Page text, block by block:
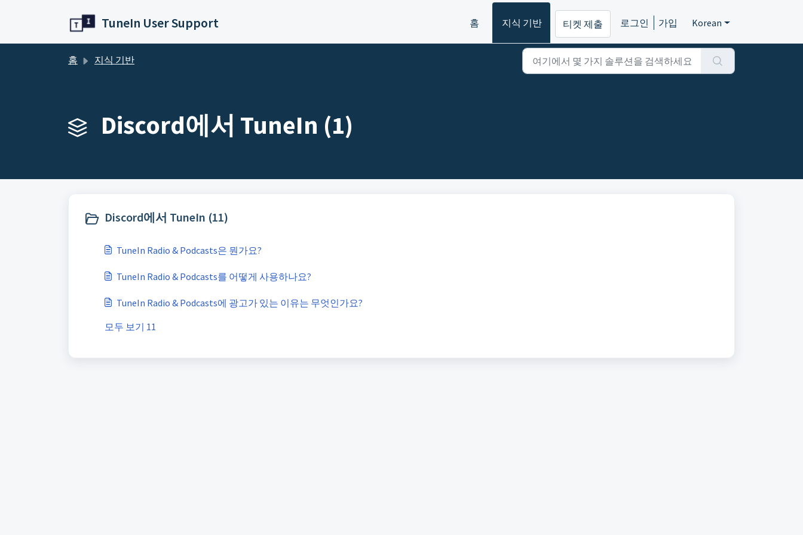
TuneIn User Support 홈 지식 기반 티켓 제출 로그인 가입 Korean
홈 지식 기반
Discord에서 TuneIn (1)
Discord에서 TuneIn (11)
TuneIn Radio & Podcasts은 뭔가요?
TuneIn Radio & Podcasts를 어떻게 사용하나요?
TuneIn Radio & Podcasts에 광고가 있는 이유는 무엇인가요?
모두 보기 11